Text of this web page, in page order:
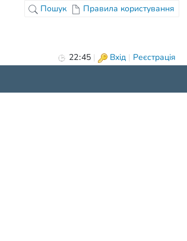
Пошук Правила користування
22 45 | Вхід| Реєстрація